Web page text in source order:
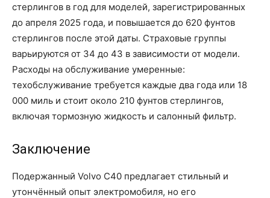
стерлингов в год для моделей, зарегистрированных
до апреля 2025 года, и повышается до 620 фунтов
стерлингов после этой даты. Страховые группы
варьируются от 34 до 43 в зависимости от модели.
Расходы на обслуживание умеренные:
техобслуживание требуется каждые два года или 18
000 миль и стоит около 210 фунтов стерлингов,
включая тормозную жидкость и салонный фильтр.
Заключение
Подержанный Volvo C40 предлагает стильный и
утончённый опыт электромобиля, но его